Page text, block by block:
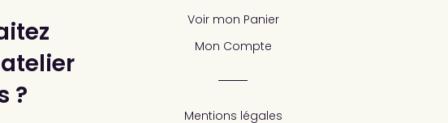
?
Voir mon Panier
Mon Compte
Mentions légales